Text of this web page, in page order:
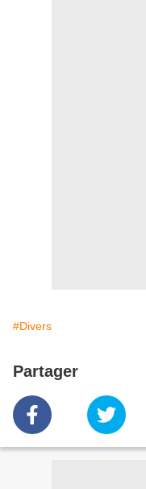
#Divers
Partager